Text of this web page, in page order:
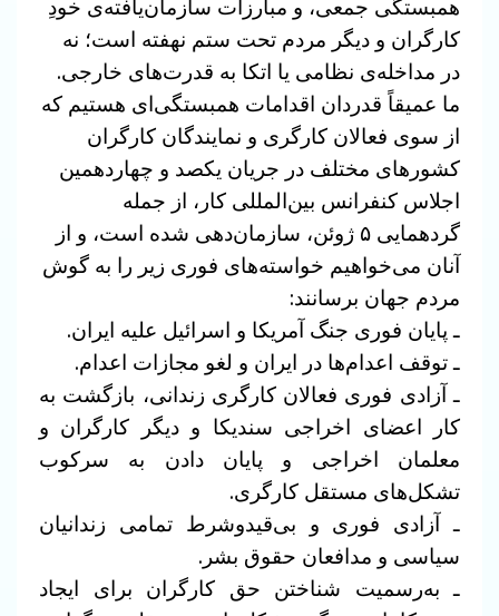
همبستگی جمعی، و مبارزات سازمان‌یافته‌ی خودِ
کارگران و دیگر مردم تحت ستم نهفته است؛ نه
در مداخله‌ی نظامی یا اتکا به قدرت‌های خارجی.
ما عمیقاً قدردان اقدامات همبستگی‌ای هستیم که
از سوی فعالان کارگری و نمایندگان کارگران
کشورهای مختلف در جریان یکصد و چهاردهمین
اجلاس کنفرانس بین‌المللی کار، از جمله
گردهمایی ۵ ژوئن، سازمان‌دهی شده است، و از
آنان می‌خواهیم خواسته‌های فوری زیر را به گوش
مردم جهان برسانند:
ـ پایان فوری جنگ آمریکا و اسرائیل علیه ایران.
ـ توقف اعدام‌ها در ایران و لغو مجازات اعدام.
ـ آزادی فوری فعالان کارگری زندانی، بازگشت به
کار اعضای اخراجی سندیکا و دیگر کارگران و
معلمان اخراجی و پایان دادن به سرکوب
تشکل‌های مستقل کارگری.
ـ آزادی فوری و بی‌قیدوشرط تمامی زندانیان
سیاسی و مدافعان حقوق بشر.
ـ به‌رسمیت شناختن حق کارگران برای ایجاد